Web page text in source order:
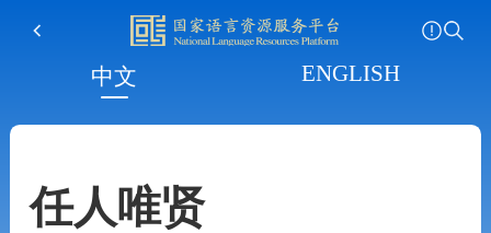
中文 ENGLISH
任人唯贤